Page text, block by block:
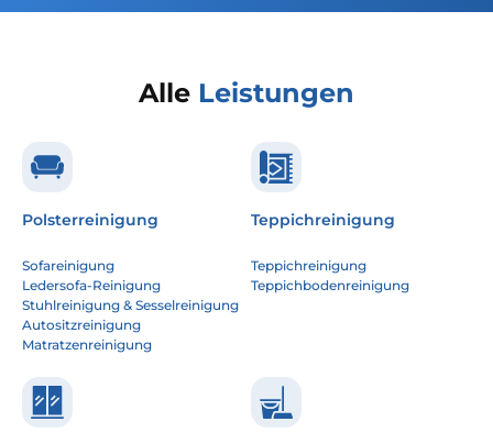
Alle Leistungen
Polsterreinigung
Sofareinigung
Ledersofa-Reinigung
Stuhlreinigung & Sesselreinigung
Autositzreinigung
Matratzenreinigung
Teppichreinigung
Teppichreinigung
Teppichbodenreinigung